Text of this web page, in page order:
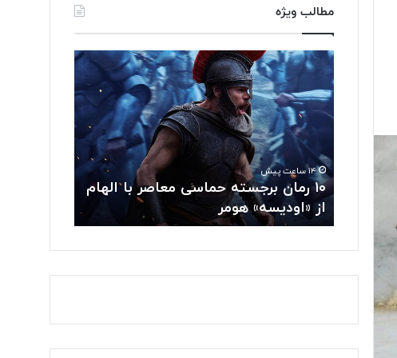
مطالب ویژه
۱۰ رمان برجسته حماسی معاصر با الهام
از «اودیسه» هومر
مغز
متفکر
گوگل
از
سمت
خود
کناره‌گیری
کرد
۱۴ ساعت پیش
مغز متفکر گوگل
کناره‌گیری کرد